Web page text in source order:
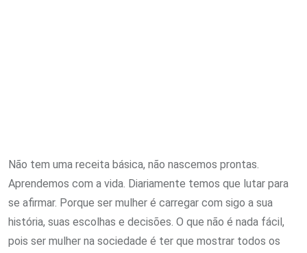
Não tem uma receita básica, não nascemos prontas.
Aprendemos com a vida. Diariamente temos que lutar para
se afirmar. Porque ser mulher é carregar com sigo a sua
história, suas escolhas e decisões. O que não é nada fácil,
pois ser mulher na sociedade é ter que mostrar todos os